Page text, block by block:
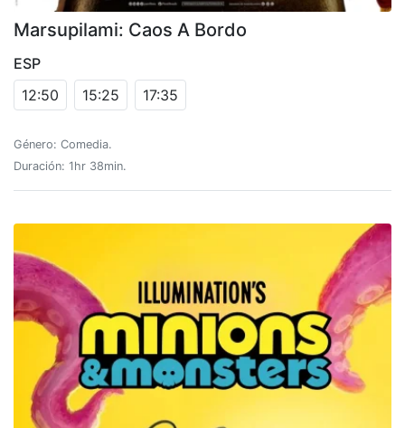
Marsupilami: Caos A Bordo
ESP
12:50
15:25 17:35
Género: Comedia.
Duración: 1hr 38min.